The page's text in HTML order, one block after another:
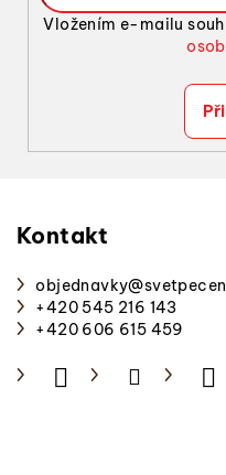
Vložením e-mailu
Kontakt
objednavky@
+420 545 216 143
+420 606 615 459